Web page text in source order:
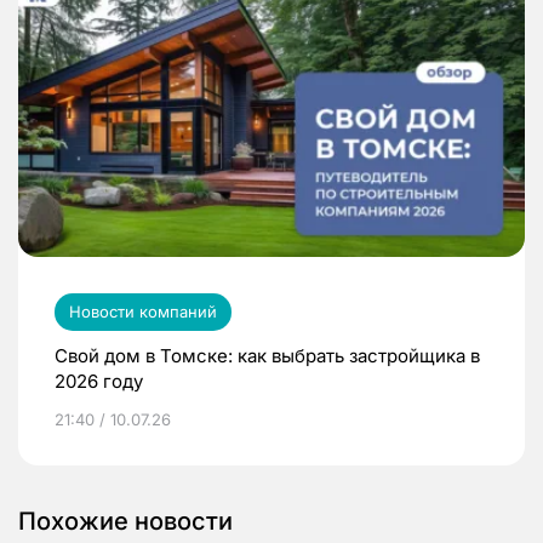
Новости компаний
Свой дом в Томске: как выбрать застройщика в
2026 году
21:40 / 10.07.26
Похожие новости